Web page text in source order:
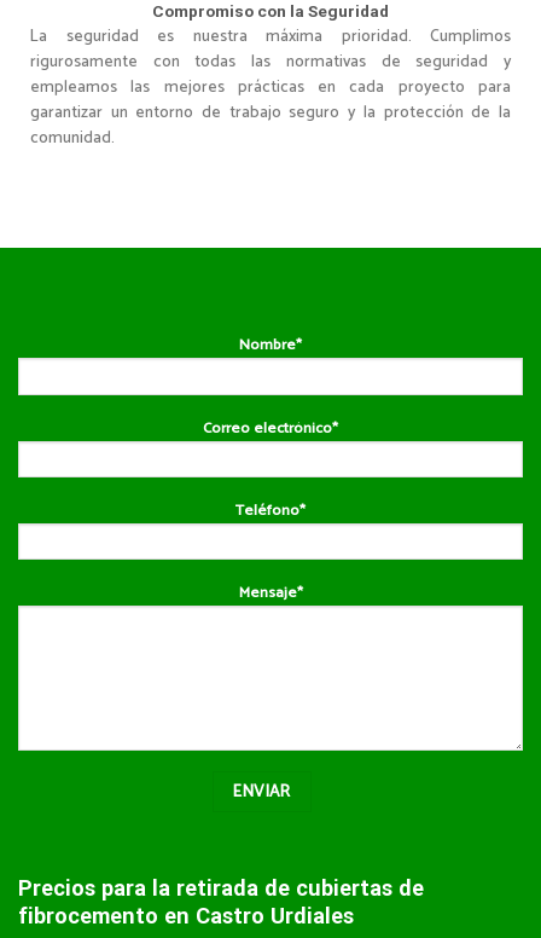
Compromiso con la Seguridad
La seguridad es nuestra máxima prioridad. Cumplimos
rigurosamente con todas las normativas de seguridad y
empleamos las mejores prácticas en cada proyecto para
garantizar un entorno de trabajo seguro y la protección de la
comunidad.
Nombre*
Correo electrónico*
Teléfono*
Mensaje*
Precios para la retirada de cubiertas de
fibrocemento en Castro Urdiales